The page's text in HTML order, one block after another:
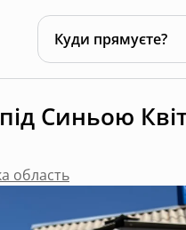
Куди прямуєте?
Синьою
область